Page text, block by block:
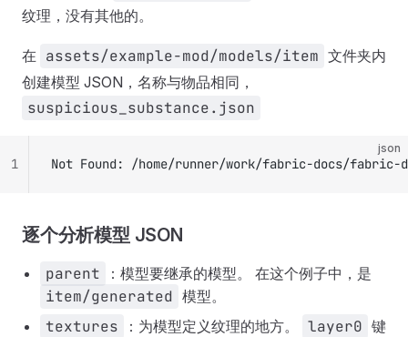
纹理，没有其他的。
在 assets/example-mod/models/item 文件夹内
创建模型 JSON，名称与物品相同，
suspicious_substance.json
json
Not Found: /home/runner/work/fabric-docs/fabric-
1
逐个分析模型 JSON
parent ：模型要继承的模型。 在这个例子中，是
item/generated 模型。
textures ：为模型定义纹理的地方。 layer0 键